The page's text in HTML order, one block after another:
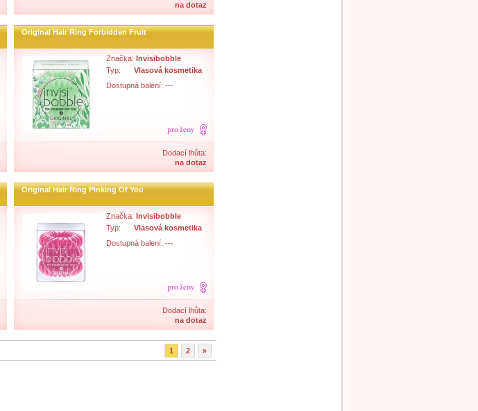
na dotaz
Original Hair Ring Forbidden Fruit
Značka: Invisibobble
Typ:
Vlasová kosmetika
Dostupná balení: ---
Dodací lhůta:
na dotaz
Original Hair Ring Pinking Of You
Značka: Invisibobble
Typ:
Vlasová kosmetika
Dostupná balení: ---
Dodací lhůta:
na dotaz
»
2
1